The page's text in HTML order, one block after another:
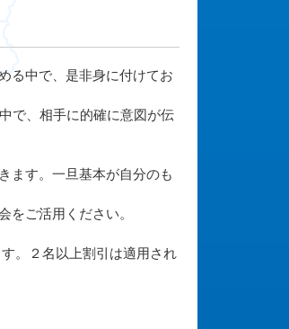
る中で、是非身に付けてお
で、相手に的確に意図が伝
ます。一旦基本が自分のも
ご活用ください。
。２名以上割引は適用され